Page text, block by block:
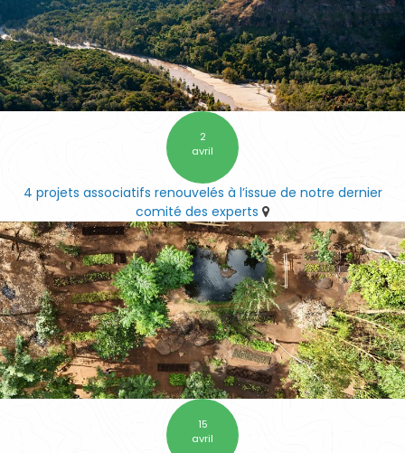
2
avril
4 projets associatifs renouvelés à l’issue de notre dernier
comité des experts
15
avril